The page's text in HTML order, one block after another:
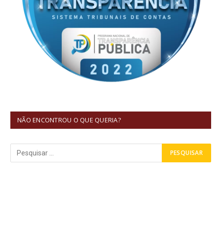
NÃO ENCONTROU O QUE QUERIA?